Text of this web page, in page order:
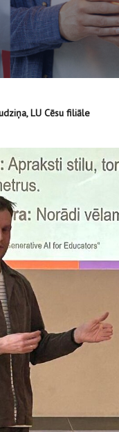
LU Cēsu filiāle